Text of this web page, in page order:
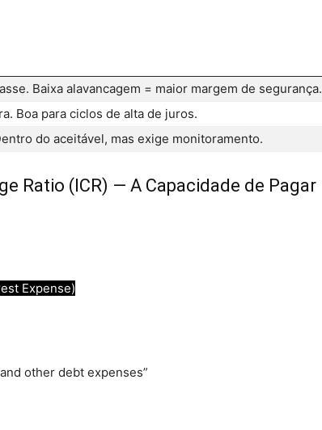
Baixa alavancagem = maior margem de segurança.
Boa para ciclos de alta de juros.
do aceitável, mas exige monitoramento.
Ratio (ICR) — A Capacidade de Pagar
Expense)
other debt expenses”